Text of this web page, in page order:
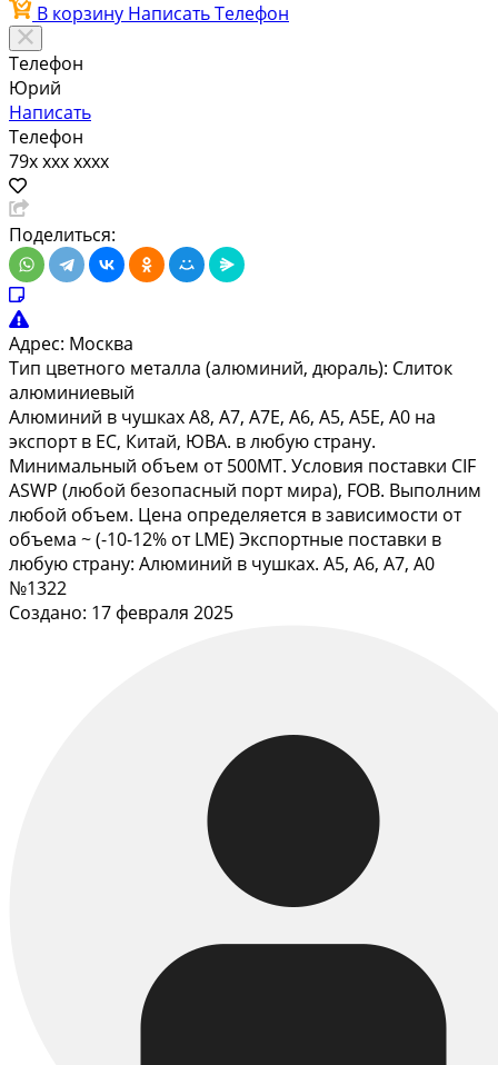
В корзину НаписатьТелефон
Телефон
Юрий
Написать
Телефон
79x xxx xxxx
Поделиться:
Адрес: Москва
Тип цветного металла (алюминий, дюраль): Слиток
алюминиевый
Алюминий в чушках А8, А7, А7Е, А6, А5, А5Е, А0 на
экспорт в ЕС, Китай, ЮВА. в любую страну.
Минимальный объем от 500МТ. Условия поставки CIF
ASWP (любой безопасный порт мира), FOB. Выполним
любой объем. Цена определяется в зависимости от
объема ~ (-10-12% от LME) Экспортные поставки в
любую страну: Алюминий в чушках. А5, А6, А7, А0
№1322
Создано: 17 февраля 2025